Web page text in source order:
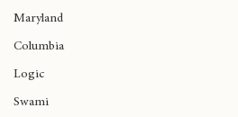
Brent Faiyaz
Maryland
Columbia
Logic